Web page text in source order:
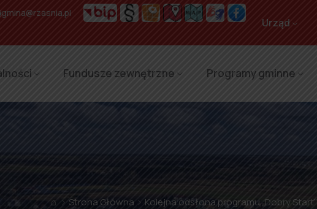
gmina@rzasnia.pl
Urząd
Fundusze zewnętrzne Programy gminne
⌂ Strona Główna Kolejna odsłona programu „Dobry Start”